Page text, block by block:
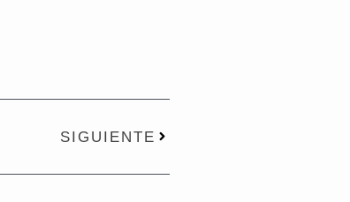
SIGUIENTE